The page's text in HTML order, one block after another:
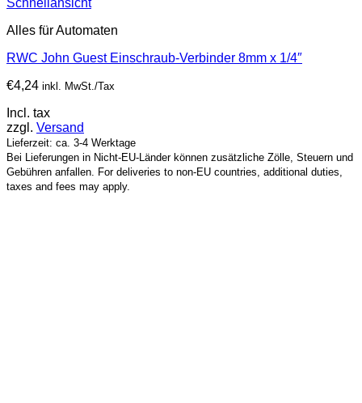
Alles für Automaten
RWC John Guest Einschraub-Verbinder 8mm x 1/4″
€4,24 inkl. MwSt./Tax
Incl. tax
zzgl. Versand
Lieferzeit: ca. 3-4 Werktage
Bei Lieferungen in Nicht-EU-Länder können zusätzliche Zölle, Steuern und
Gebühren anfallen. For deliveries to non-EU countries, additional duties,
taxes and fees may apply.